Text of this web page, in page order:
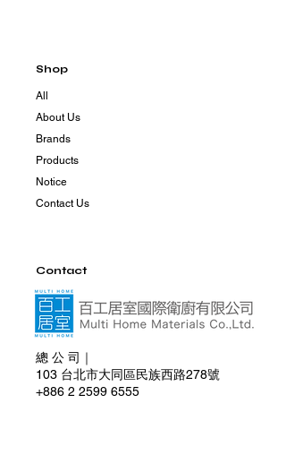
Shop
All
About Us
Brands
Products
Notice
Contact Us
Contact
總 公 司｜
103 台北市大同區民族西路278號
+886 2 2599 6555